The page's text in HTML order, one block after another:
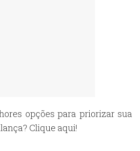
opções para priorizar sua
Clique aqui!